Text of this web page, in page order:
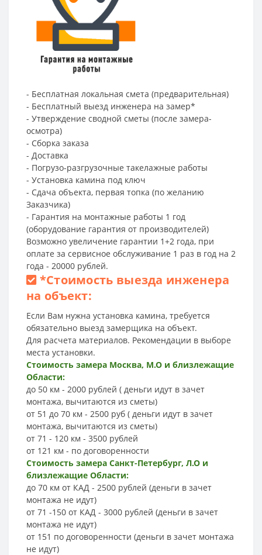
- Бесплатная локальная смета (предварительная)
- Бесплатный выезд инженера на замер*
- Утверждение сводной сметы (после замера-
осмотра)
- Сборка заказа
- Доставка
- Погрузо-разгрузочные такелажные работы
- Установка камина под ключ
- Сдача объекта, первая топка (по желанию
Заказчика)
- Гарантия на монтажные работы 1 год
(оборудование гарантия от производителей)
Возможно увеличение гарантии 1+2 года, при
оплате за сервисное обслуживание 1 раз в год на 2
года - 20000 рублей.
*Стоимость выезда инженера
на объект:
Если Вам нужна установка камина, требуется
обязательно выезд замерщика на объект.
Для расчета материалов. Рекомендации в выборе
места установки.
Стоимость замера Москва, М.О и близлежащие
Области:
до 50 км - 2000 рублей ( деньги идут в зачет
монтажа, вычитаются из сметы)
от 51 до 70 км - 2500 руб ( деньги идут в зачет
монтажа, вычитаются из сметы)
от 71 - 120 км - 3500 рублей
от 121 км - по договоренности
Стоимость замера Санкт-Петербург, Л.О и
близлежащие Области:
до 70 км от КАД - 2500 рублей (деньги в зачет
монтажа не идут)
от 71 -150 от КАД - 3000 рублей (деньги в зачет
монтажа не идут)
от 151 по договоренности (деньги в зачет монтажа
не идут)